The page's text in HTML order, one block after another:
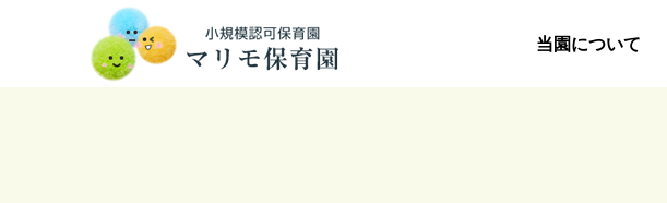
当園について